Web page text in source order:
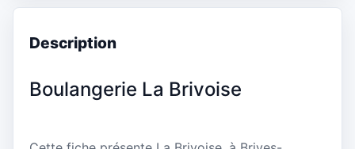
Description
Boulangerie La Brivoise